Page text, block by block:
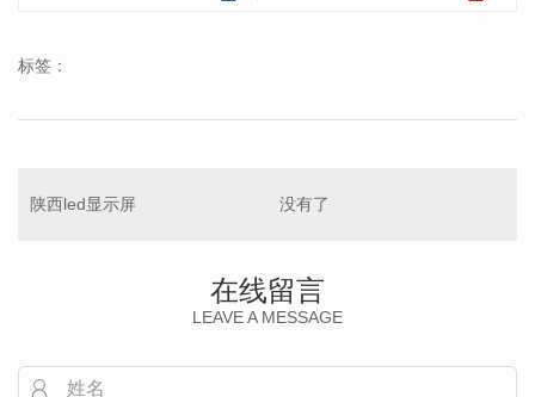
标签：
陕西led显示屏 没有了
在线留言
LEAVE A MESSAGE